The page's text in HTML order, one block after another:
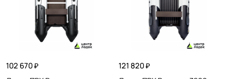
102 670 ₽
121 820 ₽